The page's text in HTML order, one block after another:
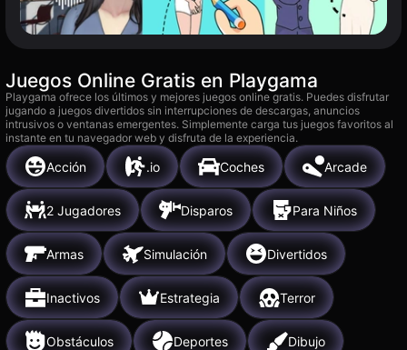
Juegos Online Gratis en Playgama
Playgama ofrece los últimos y mejores juegos online gratis. Puedes disfrutar
jugando a juegos divertidos sin interrupciones de descargas, anuncios
intrusivos o ventanas emergentes. Simplemente carga tus juegos favoritos al
instante en tu navegador web y disfruta de la experiencia.
Acción .io Coches Arcade
2 Jugadores Disparos Para Niños
Armas Simulación Divertidos
Inactivos Estrategia Terror
Obstáculos Deportes Dibujo